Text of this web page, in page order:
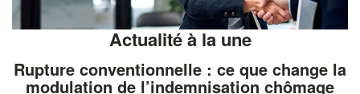
Actualité à la une
Rupture conventionnelle : ce que change la
modulation de l’indemnisation chômage